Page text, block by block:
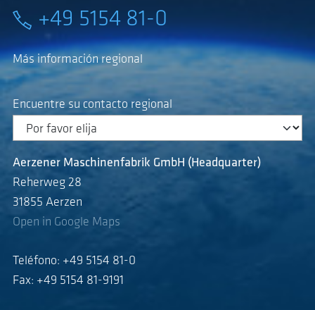
+49 5154 81-0
Más información regional
Encuentre su contacto regional
Aerzener Maschinenfabrik GmbH (Headquarter)
Reherweg 28
31855 Aerzen
Open in Google Maps
Teléfono: +49 5154 81-0
Fax: +49 5154 81-9191